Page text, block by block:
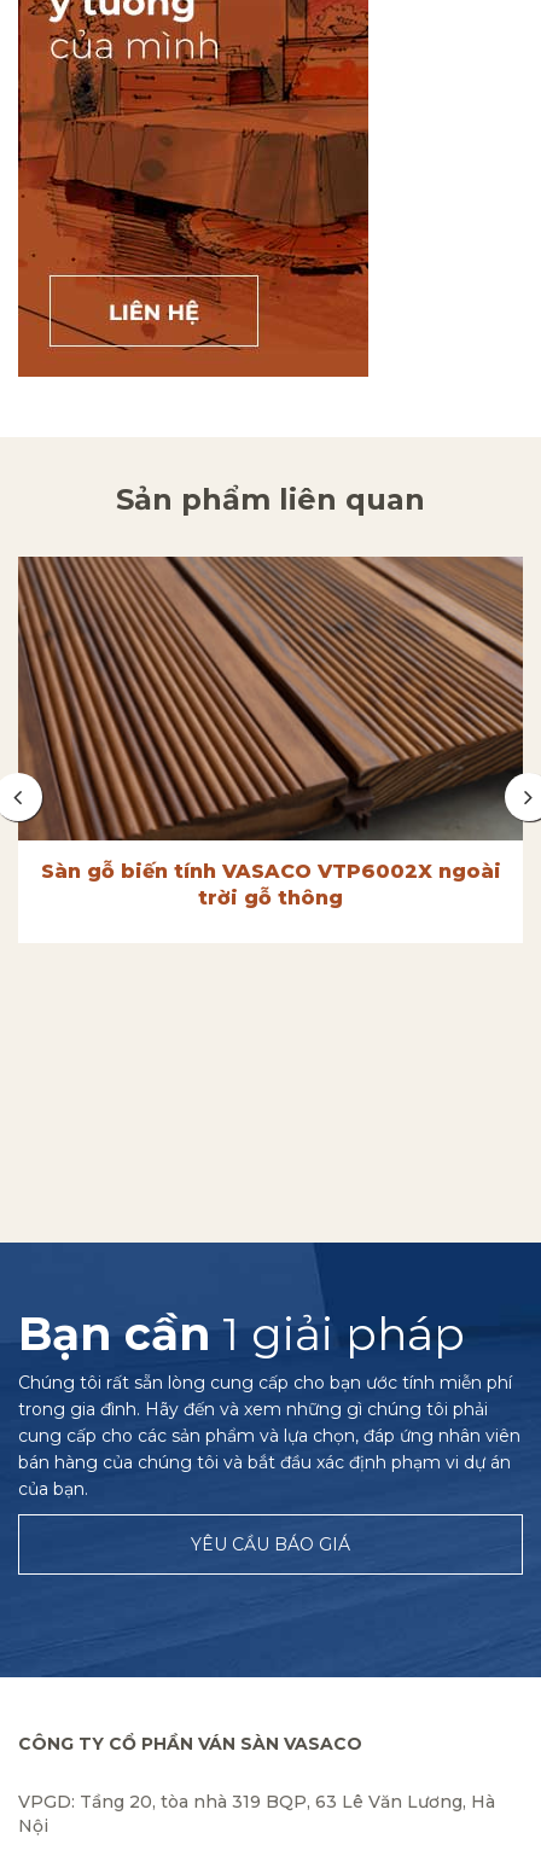
Sản phẩm liên quan
Sàn gỗ biến tính VASACO VTP6002X ngoài
trời gỗ thông
Bạn cần 1 giải pháp
Chúng tôi rất sẵn lòng cung cấp cho bạn ước tính miễn phí
trong gia đình. Hãy đến và xem những gì chúng tôi phải
cung cấp cho các sản phẩm và lựa chọn, đáp ứng nhân viên
bán hàng của chúng tôi và bắt đầu xác định phạm vi dự án
của bạn.
YÊU CẦU BÁO GIÁ
CÔNG TY CỔ PHẦN VÁN SÀN VASACO
VPGD: Tầng 20, tòa nhà 319 BQP, 63 Lê Văn Lương, Hà
Nội